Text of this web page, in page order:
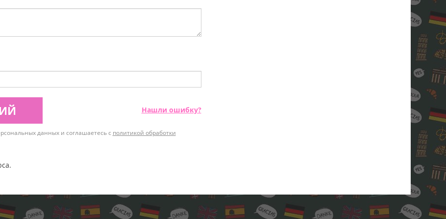
Нашли ошибку?
данных и соглашаетесь с политикой обработки